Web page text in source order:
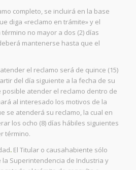
completo, se incluirá en la base
diga «reclamo en trámite» y el
no mayor a dos (2) días
mantenerse hasta que el
el reclamo será de quince (15)
del día siguiente a la fecha de su
posible atender el reclamo dentro de
al interesado los motivos de la
se atenderá su reclamo, la cual en
los ocho (8) días hábiles siguientes
término.
.El Titular o causahabiente sólo
Superintendencia de Industria y